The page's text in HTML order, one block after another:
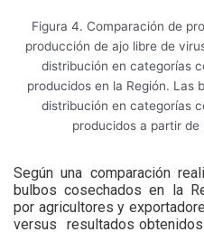
Figura 4. Comparación de
producción de ajo libre de
distribución en categorías
producidos en la Región. Las
distribución en categorías
producidos a partir
Según una comparación
bulbos cosechados en la
por agricultores y
versus
resultados